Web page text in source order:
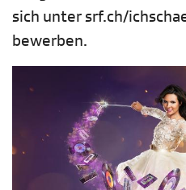
sich unter srf.ch/
bewerben.